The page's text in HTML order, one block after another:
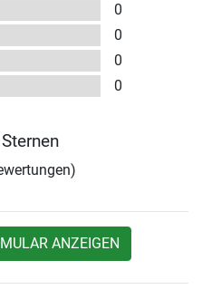
0
0
0
0
ANZEIGEN